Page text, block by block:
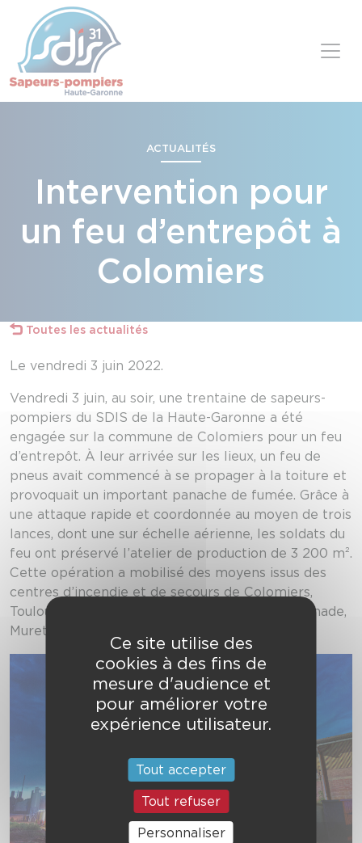
ACTUALITÉS
Intervention pour
un feu d’entrepôt à
Colomiers
Toutes les actualités
Le vendredi 3 juin 2022.
Vendredi 3 juin, au soir, une trentaine de sapeurs-
pompiers du SDIS de la Haute-Garonne a été
engagée sur la commune de Colomiers pour un feu
d’entrepôt. À leur arrivée sur les lieux, un feu de
pneus avait commencé à se propager à la toiture et
provoquait un important panache de fumée. Grâce à
une attaque rapide et coordonnée au moyen de trois
lances, dont une sur échelle aérienne, les soldats du
feu ont préservé l’atelier de production de 3 200 m².
Cette opération a mobilisé des moyens issus des
centres d’incendie et de secours de Colomiers,
Toulouse Delrieu, Toulouse Vion, Aussonne, Grenade,
Muret Massat et Toulouse Lougnon.
Panneau de gestion des cookies
Ce site utilise des
cookies à des fins de
mesure d'audience et
pour améliorer votre
expérience utilisateur.
Tout accepter
Tout refuser
Personnaliser